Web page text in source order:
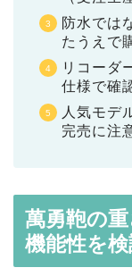
防水では
たうえで
リコーダ
仕様で確
人気モデ
完売に注
萬勇鞄の
機能性を